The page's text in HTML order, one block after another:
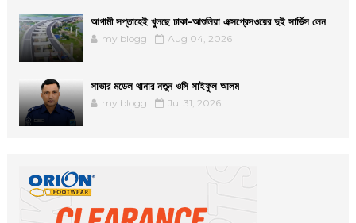
আগামী সপ্তাহেই খুলছে ঢাকা-আশুলিয়া এক্সপ্রেসওয়ের দুই সার্ভিস লেন
my blogg Aug 04, 2026
সাভার মডেল থানার নতুন ওসি সাইফুল আলম
my blogg Jul 31, 2026